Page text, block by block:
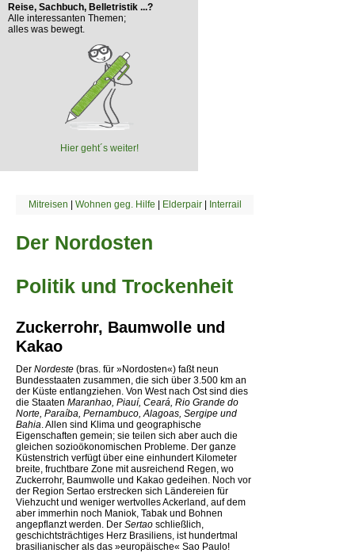
Reise, Sachbuch, Belletristik ...?
Alle interessanten Themen;
alles was bewegt.
Hier geht´s weiter!
Mitreisen | Wohnen geg. Hilfe | Elderpair| Interrail
Der Nordosten
Politik und Trockenheit
Zuckerrohr, Baumwolle und
Kakao
Der Nordeste (bras. für »Nordosten«) faßt neun
Bundesstaaten zusammen, die sich über 3.500 km an
der Küste entlangziehen. Von West nach Ost sind dies
die Staaten Maranhao, Piauí, Ceará, Rio Grande do
Norte, Paraíba, Pernambuco, Alagoas, Sergipe und
Bahia . Allen sind Klima und geographische
Eigenschaften gemein; sie teilen sich aber auch die
gleichen sozioökonomischen Probleme. Der ganze
Küstenstrich verfügt über eine einhundert Kilometer
breite, fruchtbare Zone mit ausreichend Regen, wo
Zuckerrohr, Baumwolle und Kakao gedeihen. Noch vor
der Region Sertao erstrecken sich Ländereien für
Viehzucht und weniger wertvolles Ackerland, auf dem
aber immerhin noch Maniok, Tabak und Bohnen
angepflanzt werden. Der Sertao schließlich,
geschichtsträchtiges Herz Brasiliens, ist hundertmal
brasilianischer als das »europäische« Sao Paulo!